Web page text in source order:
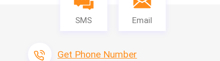
SMS Email
Get Phone Number